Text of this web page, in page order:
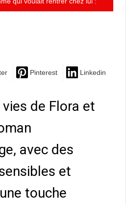
Pinterest Linkedin
de Flora et
avec des
et
touche